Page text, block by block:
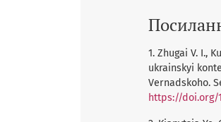
1. Zhugai V. I.,
ukrainskyi
Vernadskoho.
https://doi.org/